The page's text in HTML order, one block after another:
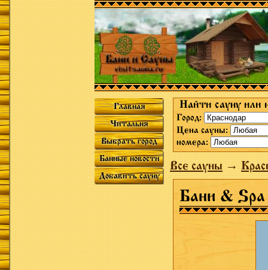
Главная
Читальня
Выбрать город
Банные новости
Добавить сауну
Найти сауну или
Город:
Цена сауны:
номера:
Все сауны→
Бани & Spa